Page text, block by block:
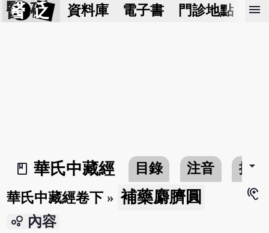
醫 砭 資料庫 電子書 門診地點 預
menu
book_2
華氏中藏經 目錄 注音 搜尋
arrow_drop_down
華氏中藏經卷下 » 補藥麝臍圓
hearing
bubble_chart 內容